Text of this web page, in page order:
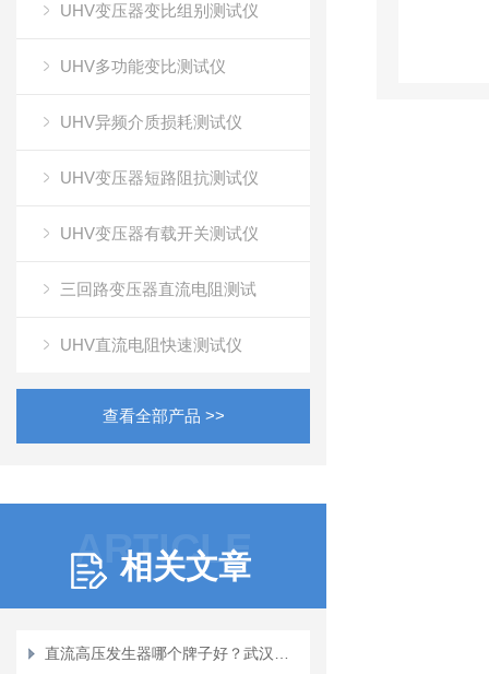
UHV变压器变比组别测试仪
UHV多功能变比测试仪
UHV异频介质损耗测试仪
UHV变压器短路阻抗测试仪
UHV变压器有载开关测试仪
三回路变压器直流电阻测试
UHV直流电阻快速测试仪
查看全部产品 >>
ARTICLE
相关文章